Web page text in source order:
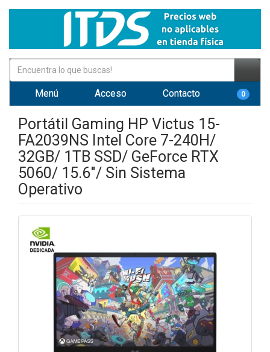
Menú Acceso Contacto 0
Portátil Gaming HP Victus 15-
FA2039NS Intel Core 7-240H/
32GB/ 1TB SSD/ GeForce RTX
5060/ 15.6"/ Sin Sistema
Operativo